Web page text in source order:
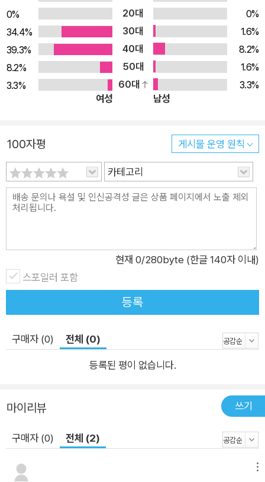
법을 연습하고, 서로 의지하며 살아가는 삶을 깨닫지요. 또 혼자
라면 무서울 수 있는 사회와 자연이, 가족과 함께하기에 즐겁고
아름답게 느껴집니다. <바람숲 토끼 가족> 시리즈를 통해 아이
들은 가족의 소중함과 행복을 알고, 그 안에서 성장하는 나를 발
견할 수 있습니다. ● 다양한 사물과 인물의 생활 등 볼거리가 가
득한 그림책 <바람숲 토끼 가족> 시리즈는 랄라 가족의 이야기
<랄라 가족의 즐거운 소풍>에서는 랄라네처럼 소풍을 나온 카
피바라 가족을 비롯하여, 낚시나 운동을 하는 다양한 이웃들을 보
여줍니다. 할머니 할아버지를 마중 가는 <공항으로 마중 가는 날
>은 마차, 카누 등 다양한 탈것 및 이동수단을 볼 수 있고, 공항은
다양한 여행객들로 가득합니다. 시장에 가는 <랄라의 첫 심부름
파는 셈에 대해 알려 주지요. 한겨울 병원에 가는 <동생이 아픈
날>은 병원의 모습과 환자 및 간호사, 의사의 역할을 보여주고,
겨울철 안전에 대해 말합니다. 이처럼 <바람숲 토끼 가족> 시리
즈는 어린아이들이 교육받기 시작하는 경제 및 사회적 주제를 바
탕으로, 그에 대한 이해가 쉽도록 장면마다 주변 사물과 인물들을
배치했습니다. 아이들은 그림 속 인물들의 다양한 모습과 사물을
통해 재미를 느끼고, 사회에 필요한 교육에 흥미를 갖고 자신감을
어난 들판부터 시원한 여름 바다, 가을색으로 물든 숲과 마을, 눈
림책 장면마다 사계절의 특징을 펼쳐놓고, 여기에 다양한 이웃 동
은 채 저마다 다른 생활 모습을 보여주지요. 이는 독자들에게 랄
0%
20대
0%
34.4%
30대
1.6%
39.3%
40대
8.2%
8.2%
50대
1.6%
3.3%
60대
3.3%
여성
남성
100자평 게시물 운영 원칙
카테고리
현재 0/280byte (한글 140자 이내)
스포일러 포함
등록
구매자 (0) 전체 (0)
등록된 평이 없습니다.
마이리뷰 쓰기
구매자 (0) 전체 (2)